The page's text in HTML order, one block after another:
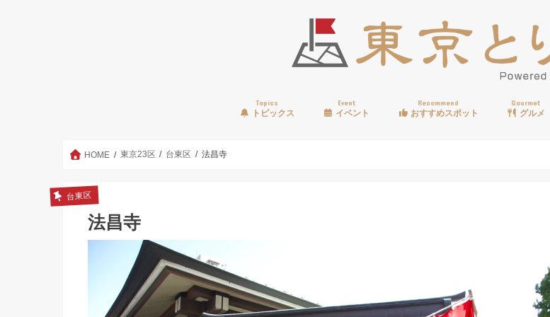
Topics
トピックス
Event
イベント
Recommend
おすすめスポット
Gourmet
グルメ
HOME 東京23区 台東区 法昌寺
台東区
法昌寺